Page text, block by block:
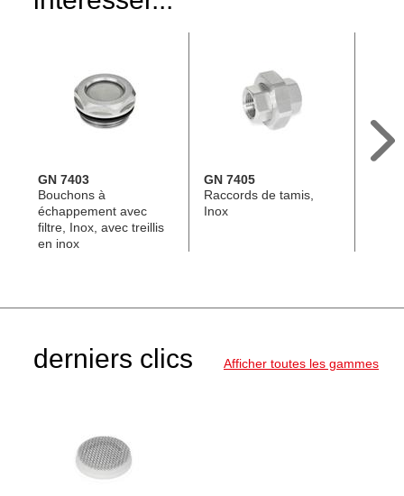
GN 7403
Bouchons à
échappement avec
filtre, Inox, avec treillis
en inox
GN 7405
Raccords de tamis,
Inox
derniers clics Afficher toutes les gammes